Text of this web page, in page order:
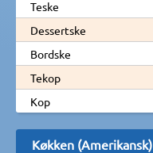
Teske
Dessertske
Bordske
Tekop
Kop
Køkken (Amerikansk)